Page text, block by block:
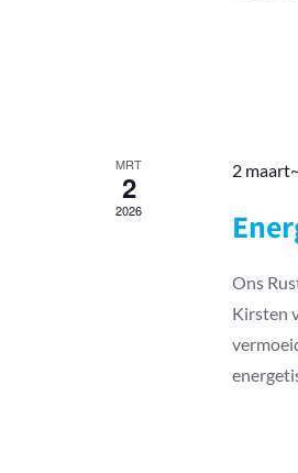
MRT
2
2026
2
Ons
Kirsten